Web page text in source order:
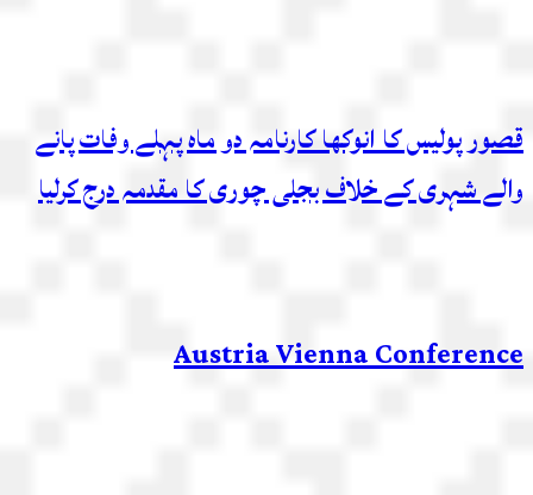
قصور پولیس کا انوکھا کارنامہ دو ماہ پہلے وفات پانے
والے شہری کے خلاف بجلی چوری کا مقدمہ درج کرلیا
Austria Vienna Conference